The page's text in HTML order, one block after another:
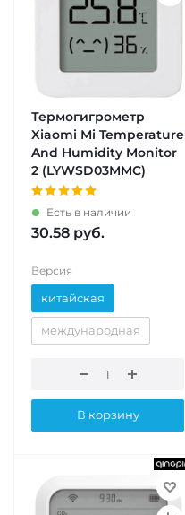
Термогигрометр
Xiaomi Mi Temperature
And Humidity Monitor
2 (LYWSD03MMC)
Есть в наличии
30.58 руб.
Версия
китайская
международная
В корзину